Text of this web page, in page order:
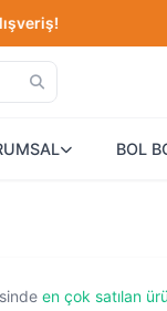
🐾
BOL
en çok satılan